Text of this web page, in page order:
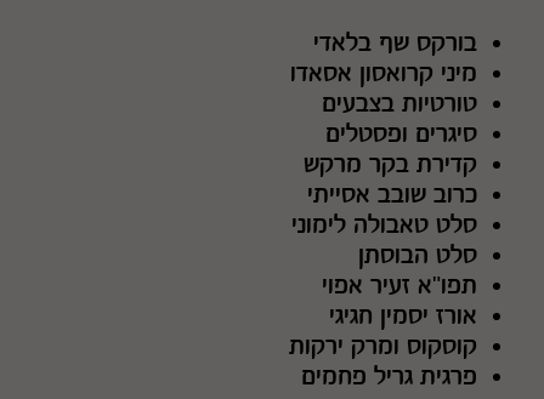
בורקס שף בלאדי
מיני קרואסון אסאדו
טורטיות בצבעים
סיגרים ופסטלים
קדירת בקר מרקש
כרוב שובב אסייתי
סלט טאבולה לימוני
סלט הבוסתן
תפו"א זעיר אפוי
אורז יסמין חגיגי
קוסקוס ומרק ירקות
פרגית גריל פחמים